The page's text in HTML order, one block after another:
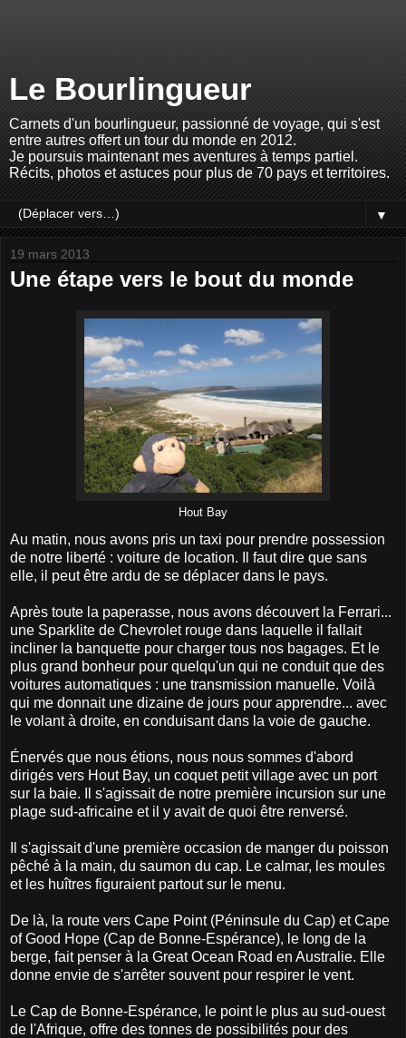
Le Bourlingueur
Carnets d'un bourlingueur, passionné de voyage, qui s'est
entre autres offert un tour du monde en 2012.
Je poursuis maintenant mes aventures à temps partiel.
Récits, photos et astuces pour plus de 70 pays et territoires.
▼
19 mars 2013
Une étape vers le bout du monde
Hout Bay
Au matin, nous avons pris un taxi pour prendre possession
de notre liberté : voiture de location. Il faut dire que sans
elle, il peut être ardu de se déplacer dans le pays.
Après toute la paperasse, nous avons découvert la Ferrari...
une Sparklite de Chevrolet rouge dans laquelle il fallait
incliner la banquette pour charger tous nos bagages. Et le
plus grand bonheur pour quelqu'un qui ne conduit que des
voitures automatiques : une transmission manuelle. Voilà
qui me donnait une dizaine de jours pour apprendre... avec
le volant à droite, en conduisant dans la voie de gauche.
Énervés que nous étions, nous nous sommes d'abord
dirigés vers Hout Bay, un coquet petit village avec un port
sur la baie. Il s'agissait de notre première incursion sur une
plage sud-africaine et il y avait de quoi être renversé.
Il s'agissait d'une première occasion de manger du poisson
pêché à la main, du saumon du cap. Le calmar, les moules
et les huîtres figuraient partout sur le menu.
De là, la route vers Cape Point (Péninsule du Cap) et Cape
of Good Hope (Cap de Bonne-Espérance), le long de la
berge, fait penser à la Great Ocean Road en Australie. Elle
donne envie de s'arrêter souvent pour respirer le vent.
Le Cap de Bonne-Espérance, le point le plus au sud-ouest
de l'Afrique, offre des tonnes de possibilités pour des